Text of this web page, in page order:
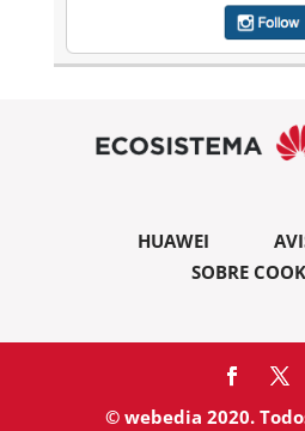
HUAWEI
SOBRE
© webedia 2020.